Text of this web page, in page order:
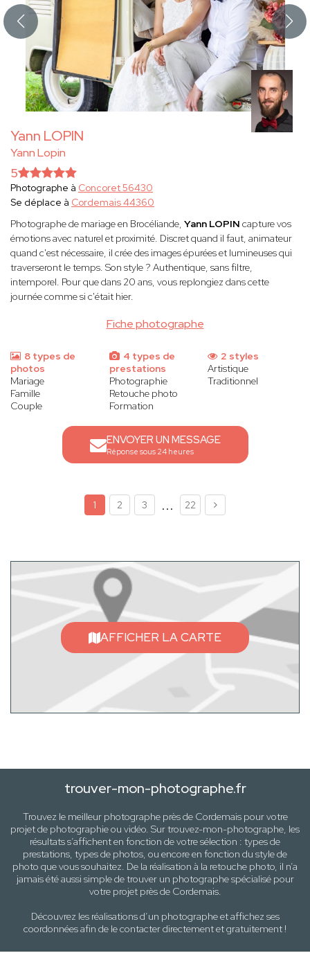
Yann LOPIN
Yann Lopin
Fiche photographe
5
Photographe à Concoret 56430
Se déplace à Cordemais 44360
Photographe de mariage en Brocéliande, Yann LOPIN capture vos
émotions avec naturel et proximité. Discret quand il faut, animateur
quand c'est nécessaire, il crée des images épurées et lumineuses qui
traverseront le temps. Son style ? Authentique, sans filtre,
intemporel. Pour que dans 20 ans, vous replongiez dans cette
journée comme si c'était hier.
8 types de
photos
Mariage
Famille
Couple
4 types de
prestations
Photographie
Retouche photo
Formation
2 styles
Artistique
Traditionnel
ENVOYER UN MESSAGE
Réponse sous 24 heures
1 2 3 ... 22
AFFICHER LA CARTE
trouver-mon-photographe.fr
Trouvez le meilleur photographe près de Cordemaispour votre
projet de photographie ou vidéo. Sur trouvez-mon-photographe, les
résultats s’affichent en fonction de votre sélection : types de
prestations, types de photos, ou encore en fonction du stylede
photo que vous souhaitez. De la réalisation à la retouche photo, il n’a
jamais été aussi simple de trouver un photographe spécialisé pour
votre projet près de Cordemais.
Découvrez les réalisations d’un photographe et affichez ses
coordonnées afin de le contacter directement et gratuitement !